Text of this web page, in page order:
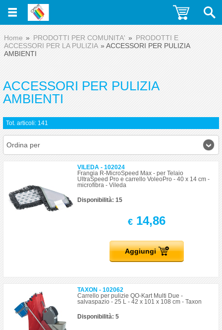
Home PRODOTTI PER COMUNITA'
PRODOTTI E
ACCESSORI PER LA PULIZIA
ACCESSORI PER PULIZIA
AMBIENTI
ACCESSORI PER PULIZIA
AMBIENTI
Tot. articoli: 141
Ordina per
VILEDA - 102024
Frangia R-MicroSpeed Max - per Telaio
UltraSpeed Pro e carrello VoleoPro - 40 x 14 cm -
microfibra - Vileda
Disponibilità: 15
€14,86
Aggiungi
TAXON - 102062
Carrello per pulizie QO-Kart Multi Due -
salvaspazio - 25 L - 42 x 101 x 108 cm - Taxon
Disponibilità: 5